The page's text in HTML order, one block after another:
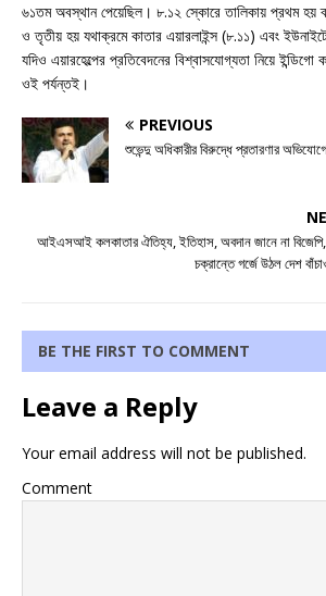
৬১তম অবস্থান পেয়েছিল। ৮.১২ স্কোরে তালিকায় প্রথম হয়
ও তৃতীয় হয় যথাক্রমে কাতার এয়ারলাইন্স (৮.১১) এবং
যদিও এয়ারহেল্পের প্রতিবেদনের বিশ্বাসযোগ্যতা নিয়ে
ওই পর্যন্তই।
PREVIOUS
শুভেন্দু অধিকারীর বিরুদ্ধে প্রতারণার অভিযোগে
আইএসআই কলকাতার ঐতিহ্য, ইতিহাস, অবদান জানে না বিজেপি,
চক্রান্তে গর্জে উঠল দেশ
BE THE FIRST TO COMMENT
Leave a Reply
Your email address will not be published.
Comment